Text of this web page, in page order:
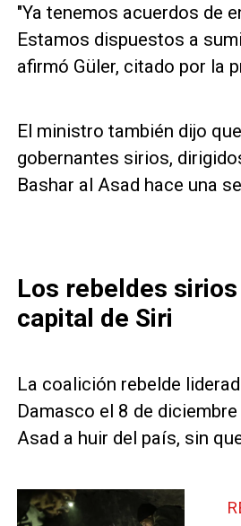
"Ya tenemos acuerdos de
Estamos dispuestos a
afirmó Güler, citado por la
El ministro también dijo
gobernantes sirios,
Bashar al Asad hace una
Los rebeldes
capital de Siri
La coalición rebelde
Damasco el 8 de
Asad a huir del país, sin